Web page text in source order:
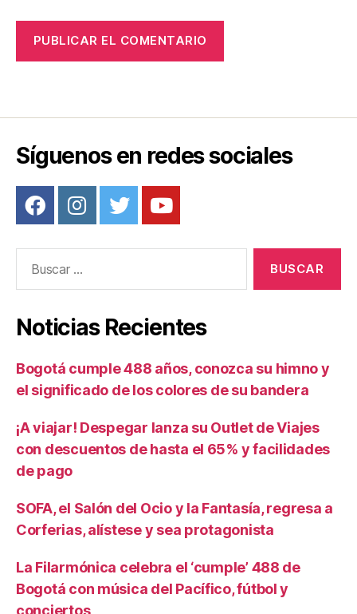
Síguenos en redes sociales
Noticias Recientes
Bogotá cumple 488 años, conozca su himno y
el significado de los colores de su bandera
¡A viajar! Despegar lanza su Outlet de Viajes
con descuentos de hasta el 65% y facilidades
de pago
SOFA, el Salón del Ocio y la Fantasía, regresa a
Corferias, alístese y sea protagonista
La Filarmónica celebra el ‘cumple’ 488 de
Bogotá con música del Pacífico, fútbol y
conciertos